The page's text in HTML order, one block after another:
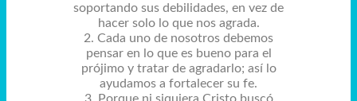
soportando sus debilidades, en vez de
hacer solo lo que nos agrada.
2. Cada uno de nosotros debemos
pensar en lo que es bueno para el
prójimo y tratar de agradarlo; así lo
ayudamos a fortalecer su fe.